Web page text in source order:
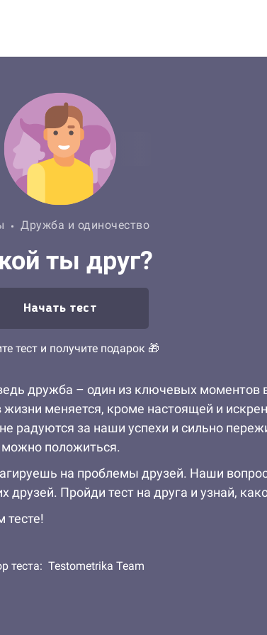
Дружба и одиночество
ты друг?
Начать тест
тест и получите подарок 🎁
дружба – один из ключевых
меняется, кроме настоящей и
радуются за наши успехи и сильно
можно положиться.
на проблемы друзей. Наши
Пройди тест на друга и узнай,
тесте!
теста: Testometrika Team